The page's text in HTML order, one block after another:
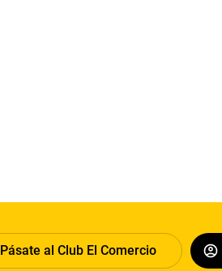
Pásate al Club El Comercio